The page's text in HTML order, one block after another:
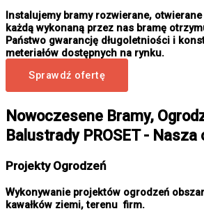
Instalujemy bramy rozwierane,
każdą wykonaną przez nas bramę
Państwo gwarancję długoletniości i
meteriałów dostępnych na rynku.
Sprawdź ofertę
Nowoczesene Bramy,
Balustrady PROSET -
Projekty Ogrodzeń
Wykonywanie projektów ogrodzeń
kawałków ziemi, terenu firm.